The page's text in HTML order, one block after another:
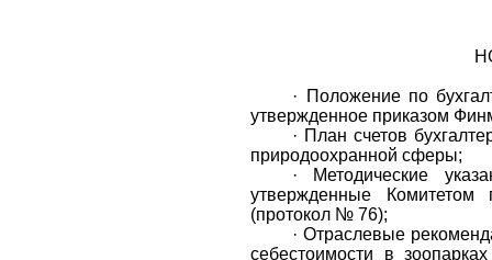
·
Положение по
утвержденное приказом
· План счетов
природоохранной сферы;
·
Методические
утвержденные
(протокол № 76);
· Отраслевые
себестоимости в